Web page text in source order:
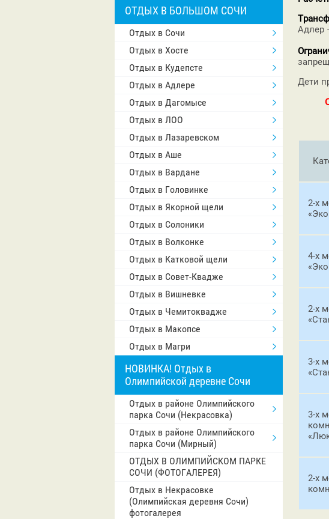
ОТДЫХ В БОЛЬШОМ СОЧИ
Отдых в Сочи
Отдых в Хосте
Отдых в Кудепсте
Отдых в Адлере
Отдых в Дагомысе
Отдых в ЛОО
Отдых в Лазаревском
Отдых в Аше
Отдых в Вардане
Отдых в Головинке
Отдых в Якорной щели
Отдых в Солоники
Отдых в Волконке
Отдых в Катковой щели
Отдых в Совет-Квадже
Отдых в Вишневке
Отдых в Чемитоквадже
Отдых в Макопсе
Отдых в Магри
НОВИНКА! Отдых в
Олимпийской деревне Сочи
Отдых в районе Олимпийского
парка Сочи (Некрасовка)
Отдых в районе Олимпийского
парка Сочи (Мирный)
ОТДЫХ В ОЛИМПИЙСКОМ ПАРКЕ
СОЧИ (ФОТОГАЛЕРЕЯ)
Отдых в Некрасовке
(Олимпийская деревня Сочи)
фотогалерея
Адлер
Дети
2-х
4-х
2-х
3-х
3-х
2-х